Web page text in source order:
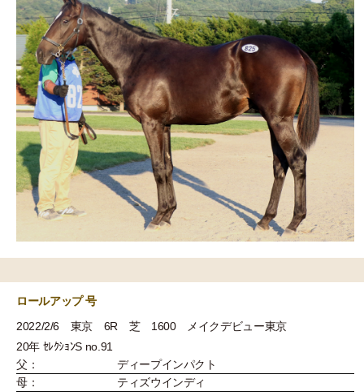
ロールアップ 号
2022/2/6 東京 6R 芝 1600 メイクデビュー東京
20年 ｾﾚｸｼｮﾝS no.91
父：
ディープインパクト
母：
ティズウインディ